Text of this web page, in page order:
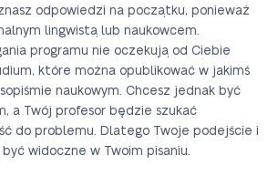
odpowiedzi na początku, ponieważ
lingwistą lub naukowcem.
programu nie oczekują od Ciebie
które można opublikować w jakimś
naukowym. Chcesz jednak być
a Twój profesor będzie szukać
do problemu. Dlatego Twoje podejście i
widoczne w Twoim pisaniu.